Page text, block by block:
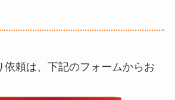
頼は、下記のフォームからお